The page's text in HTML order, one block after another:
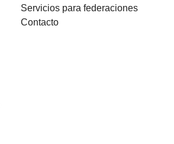
Servicios para federaciones
Contacto